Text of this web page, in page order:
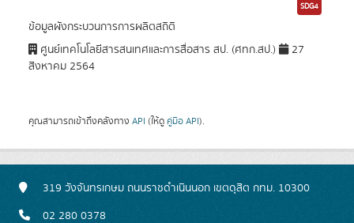
SDG4
ข้อมูลผังกระบวนการการผลิตสถิติ
ศูนย์เทคโนโลยีสารสนเทศและการสื่อสาร สป. (ศทก.สป.)
27
สิงหาคม 2564
คุณสามารถเข้าถึงคลังทาง API (ให้ดู คู่มือ API).
319 วังจันทรเกษม ถนนราชดำเนินนอก เขตดุสิต กทม. 10300
02 280 0378